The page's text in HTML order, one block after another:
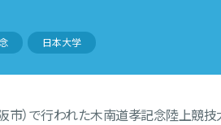
日本大学
）で行われた木南道孝記念陸上競技